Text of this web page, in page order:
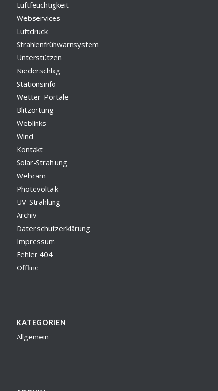
Luftfeuchtigkeit
Webservices
Luftdruck
Strahlenfrühwarnsystem
Unterstützen
Niederschlag
Stationsinfo
Wetter-Portale
Blitzortung
Weblinks
Wind
Kontakt
Solar-Strahlung
Webcam
Photovoltaik
UV-Strahlung
Archiv
Datenschutzerklärung
Impressum
Fehler 404
Offline
KATEGORIEN
Allgemein